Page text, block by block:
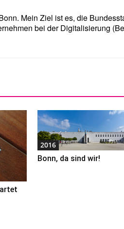
Mein Ziel ist es, die
bei der Digitalisierung
2016
Bonn, da sind wir!